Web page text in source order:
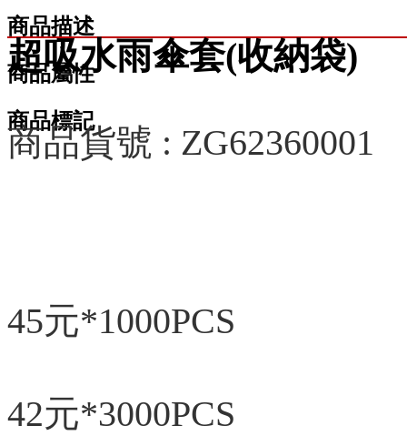
商品描述
商品屬性
商品標記
超吸水雨傘套(收納袋)
商品貨號 : ZG62360001
45元*1000PCS
42元*3000PCS